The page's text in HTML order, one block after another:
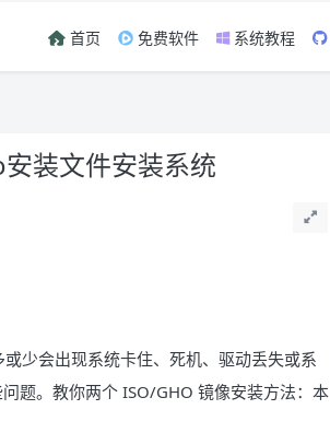
首页 免费软件 系统教程
装文件安装系统
少会出现系统卡住、死机、驱动丢失或系
题。教你两个 ISO/GHO 镜像安装方法：本